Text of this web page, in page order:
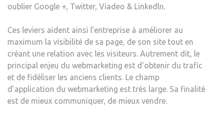
oublier Google +, Twitter, Viadeo & Linkedln.
Ces leviers aident ainsi l’entreprise à améliorer au
maximum la visibilité de sa page, de son site tout en
créant une relation avec les visiteurs. Autrement dit, le
principal enjeu du webmarketing est d’obtenir du trafic
et de fidéliser les anciens clients. Le champ
d’application du webmarketing est très large. Sa finalité
est de mieux communiquer, de mieux vendre.